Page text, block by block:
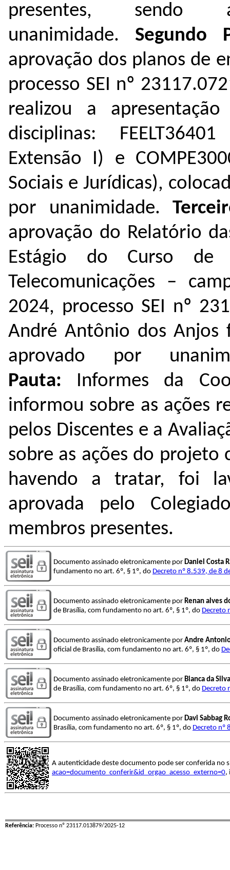
presentes,
unanimidade. Segundo
aprovação dos planos de
processo SEI nº
realizou a
disciplinas:
Extensão I) e
Sociais e Jurídicas),
por unanimidade.
aprovação do Relatório
Estágio do Curso de
Telecomunicações –
2024, processo SEI nº
André Antônio dos
aprovado por
Pauta: Informes da
informou sobre as ações
pelos Discentes e a
sobre as ações do projeto
havendo a tratar, foi l
aprovada pelo
membros presentes.
Documento assinado eletronicamente por Daniel Costa
fundamento no art. 6º, § 1º, do Decreto nº 8.539, de 8
Documento assinado eletronicamente por Renan alves
de Brasília, com fundamento no art. 6º, § 1º, do Decreto
Documento assinado eletronicamente por Andre
oficial de Brasília, com fundamento no art. 6º, § 1º, do
Documento assinado eletronicamente por Bianca da
de Brasília, com fundamento no art. 6º, § 1º, do Decreto
Documento assinado eletronicamente por Davi Sabbag
Brasília, com fundamento no art. 6º, § 1º, do Decreto nº
A autenticidade deste documento pode ser conferida no
acao=documento_conferir&id_orgao_acesso_externo=0,
Referência: Processo nº 23117.013879/2025-12